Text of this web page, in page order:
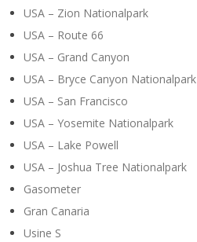
USA – Zion Nationalpark
USA – Route 66
USA – Grand Canyon
USA – Bryce Canyon Nationalpark
USA – San Francisco
USA – Yosemite Nationalpark
USA – Lake Powell
USA – Joshua Tree Nationalpark
Gasometer
Gran Canaria
Usine S